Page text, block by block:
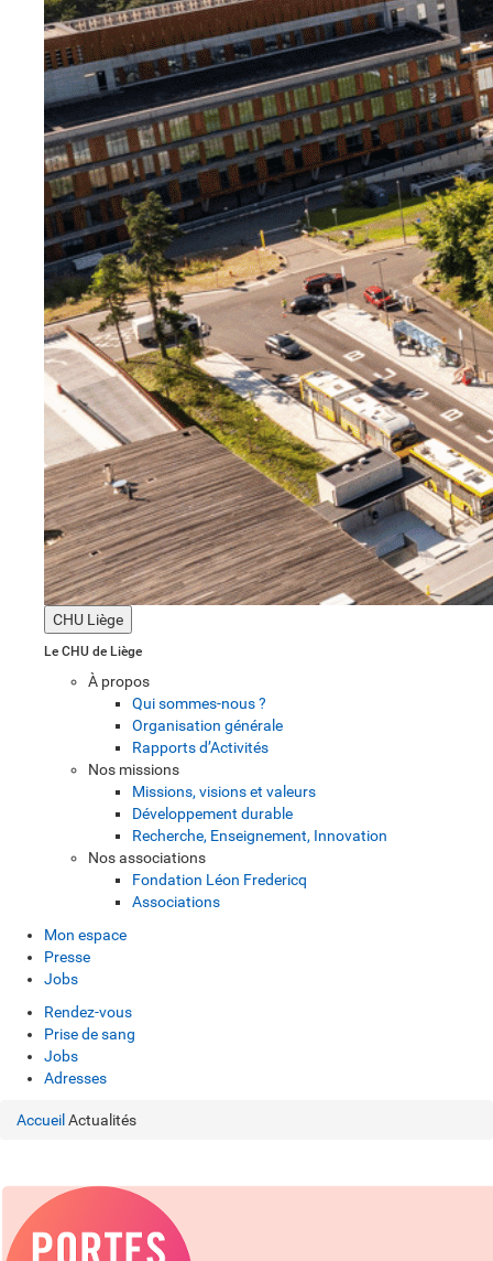
CHU Liège
Le CHU de Liège
À propos
Qui sommes-nous ?
Organisation générale
Rapports d’Activités
Nos missions
Missions, visions et valeurs
Développement durable
Recherche, Enseignement, Innovation
Nos associations
Fondation Léon Fredericq
Associations
Mon espace
Presse
Jobs
Rendez-vous
Prise de sang
Jobs
Adresses
Accueil Actualités